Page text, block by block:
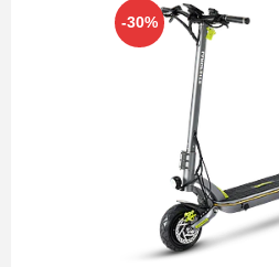
-30%